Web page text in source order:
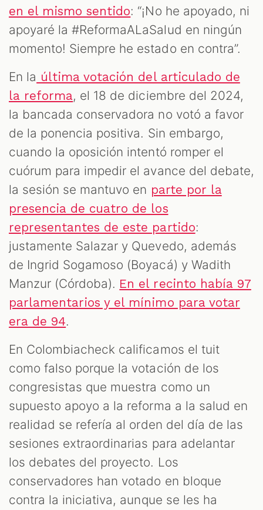
en el mismo sentido: “¡No he apoyado, ni
apoyaré la #ReformaALaSalud en ningún
momento! Siempre he estado en contra”.
En la última votación del articulado de
la reforma, el 18 de diciembre del 2024,
la bancada conservadora no votó a favor
de la ponencia positiva. Sin embargo,
cuando la oposición intentó romper el
cuórum para impedir el avance del debate,
la sesión se mantuvo en parte por la
presencia de cuatro de los
representantes de este partido:
justamente Salazar y Quevedo, además
de Ingrid Sogamoso (Boyacá) y Wadith
Manzur (Córdoba). En el recinto había 97
parlamentarios y el mínimo para votar
era de 94.
En Colombiacheck calificamos el tuit
como falso porque la votación de los
congresistas que muestra como un
supuesto apoyo a la reforma a la salud en
realidad se refería al orden del día de las
sesiones extraordinarias para adelantar
los debates del proyecto. Los
conservadores han votado en bloque
contra la iniciativa, aunque se les ha